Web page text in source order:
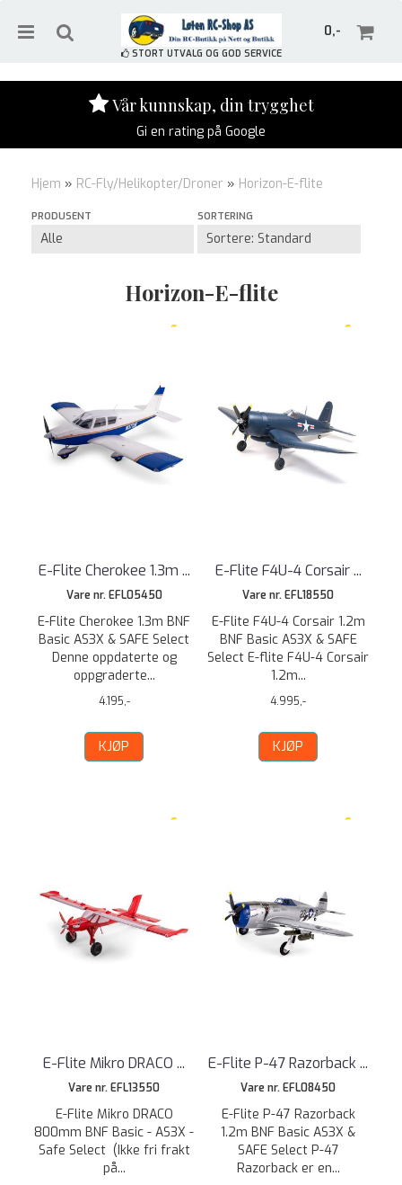
0,-
STORT UTVALG OG GOD SERVICE
Vår kunnskap, din trygghet
Gi en rating på Google
Hjem » RC-Fly/Helikopter/Droner » Horizon-E-flite
PRODUSENT SORTERING
Horizon-E-flite
E-Flite Cherokee 1.3m ...
Vare nr. EFL05450
E-Flite Cherokee 1.3m BNF
Basic AS3X & SAFE Select
Denne oppdaterte og
oppgraderte...
4.195,-
KJØP
E-Flite F4U-4 Corsair ...
Vare nr. EFL18550
E-Flite F4U-4 Corsair 1.2m
BNF Basic AS3X & SAFE
Select E-flite F4U-4 Corsair
1.2m...
4.995,-
KJØP
E-Flite Mikro DRACO ...
Vare nr. EFL13550
E-Flite Mikro DRACO
800mm BNF Basic - AS3X -
Safe Select (Ikke fri frakt
på...
E-Flite P-47 Razorback ...
Vare nr. EFL08450
E-Flite P-47 Razorback
1.2m BNF Basic AS3X &
SAFE Select P-47
Razorback er en...